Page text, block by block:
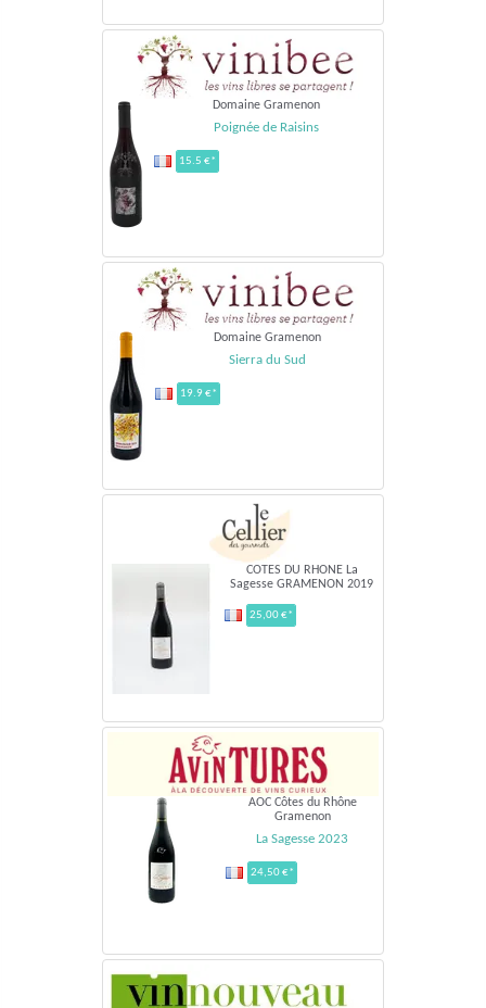
Domaine Gramenon
Poignée de Raisins
15.5 €*
Domaine Gramenon
Sierra du Sud
19.9 €*
COTES DU RHONE La
Sagesse GRAMENON 2019
25,00 €*
AOC Côtes du Rhône
Gramenon
La Sagesse 2023
24,50 €*